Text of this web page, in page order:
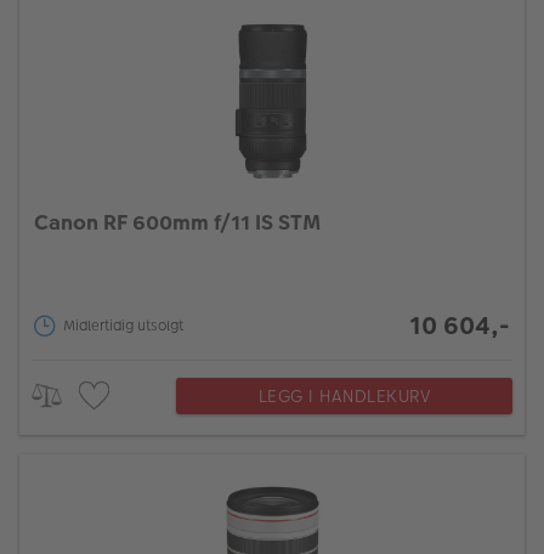
Canon RF 600mm f/11 IS STM
Midlertidig utsolgt 10 604,-
LEGG I HANDLEKURV